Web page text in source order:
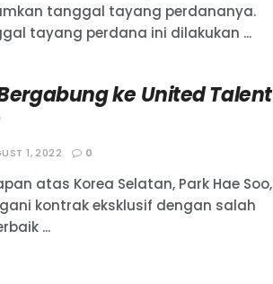
tanggal tayang perdananya.
tayang perdana ini dilakukan ...
ke United Talent
1, 2022 0
atas Korea Selatan, Park Hae Soo,
kontrak eksklusif dengan salah
...